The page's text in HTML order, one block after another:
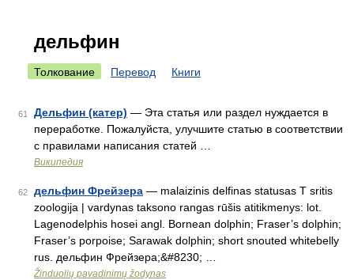
дельфин
Толкование Перевод Книги
61 Дельфин (катер) — Эта статья или раздел нуждается в
переработке. Пожалуйста, улучшите статью в соответствии
с правилами написания статей …
Википедия
62 дельфин Фрейзера — malaizinis delfinas statusas T sritis
zoologija | vardynas taksono rangas rūšis atitikmenys: lot.
Lagenodelphis hosei angl. Bornean dolphin; Fraser’s dolphin;
Fraser’s porpoise; Sarawak dolphin; short snouted whitebelly
rus. дельфин Фрейзера;&#8230; …
Žinduolių pavadinimų žodynas